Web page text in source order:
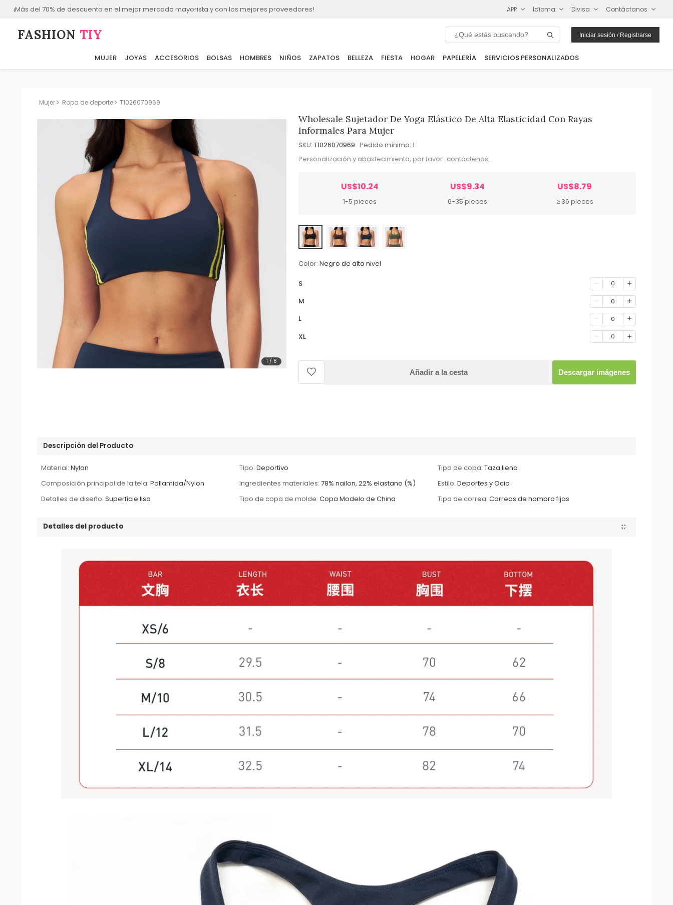
¡Más del 70% de descuento en el mejor mercado mayorista y con los mejores proveedores! APP Idioma Divisa Contáctanos
FASHION⁠ TIY Iniciar sesión / Registrarse
MUJER JOYAS ACCESORIOS BOLSAS HOMBRES NIÑOS ZAPATOS BELLEZA FIESTA HOGAR PAPELERÍA SERVICIOS PERSONALIZADOS
Mujer Ropa de deporte T1026070969
1 / 8
Wholesale Sujetador De Yoga Elástico De Alta Elasticidad Con Rayas
Informales Para Mujer
SKU: T1026070969 Pedido mínimo: 1
Personalización y abastecimiento, por favor contáctenos.
US$10.24
1-5 pieces
US$9.34
6-35 pieces
US$8.79
≥ 36 pieces
Color: Negro de alto nivel
S 0
M 0
L 0
XL 0
Añadir a la cesta Descargar imágenes
Descripción del Producto
Material: Nylon Tipo: Deportivo Tipo de copa: Taza llena
Composición principal de la tela: Poliamida/Nylon Ingredientes materiales: 78% nailon, 22% elastano (%) Estilo: Deportes y Ocio
Detalles de diseño: Superficie lisa Tipo de copa de molde: Copa Modelo de China Tipo de correa: Correas de hombro fijas
Detalles del producto